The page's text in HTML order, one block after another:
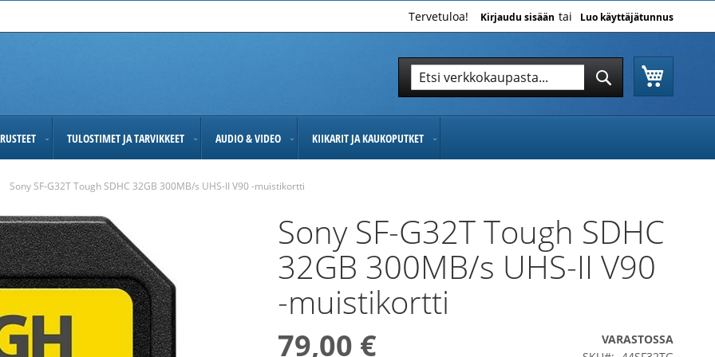
Tervetuloa! Kirjaudu sisään Luo käyttäjätunnus
Hae
TULOSTIMET JA TARVIKKEET AUDIO & VIDEO KIIKARIT JA KAUKOPUTKET
Sony SF-G32T Tough SDHC 32GB 300MB/s UHS-II V90 -muistikortti
Sony SF-G32T Tough SDHC
32GB 300MB/s UHS-II V90
-muistikortti
79,00 €
VARASTOSSA